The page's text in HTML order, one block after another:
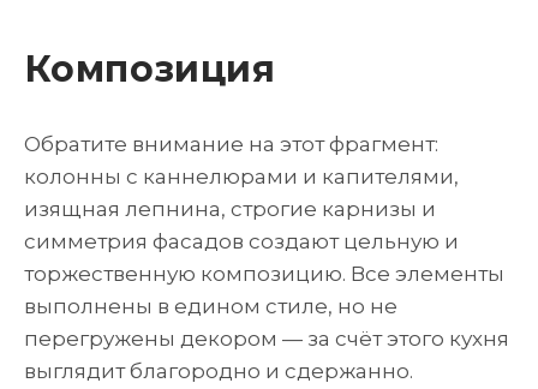
Композиция
Обратите внимание на этот фрагмент:
колонны с каннелюрами и капителями,
изящная лепнина, строгие карнизы и
симметрия фасадов создают цельную и
торжественную композицию. Все элементы
выполнены в едином стиле, но не
перегружены декором — за счёт этого кухня
выглядит благородно и сдержанно.